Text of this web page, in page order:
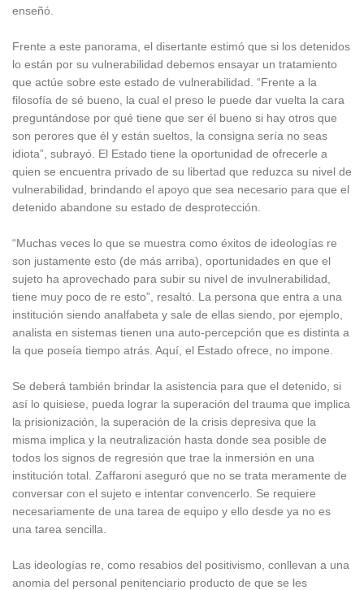
enseñó.
Frente a este panorama, el disertante estimó que si los detenidos
lo están por su vulnerabilidad debemos ensayar un tratamiento
que actúe sobre este estado de vulnerabilidad. “Frente a la
filosofía de sé bueno, la cual el preso le puede dar vuelta la cara
preguntándose por qué tiene que ser él bueno si hay otros que
son perores que él y están sueltos, la consigna sería no seas
idiota”, subrayó. El Estado tiene la oportunidad de ofrecerle a
quien se encuentra privado de su libertad que reduzca su nivel de
vulnerabilidad, brindando el apoyo que sea necesario para que el
detenido abandone su estado de desprotección.
“Muchas veces lo que se muestra como éxitos de ideologías re
son justamente esto (de más arriba), oportunidades en que el
sujeto ha aprovechado para subir su nivel de invulnerabilidad,
tiene muy poco de re esto”, resaltó. La persona que entra a una
institución siendo analfabeta y sale de ellas siendo, por ejemplo,
analista en sistemas tienen una auto-percepción que es distinta a
la que poseía tiempo atrás. Aquí, el Estado ofrece, no impone.
Se deberá también brindar la asistencia para que el detenido, si
así lo quisiese, pueda lograr la superación del trauma que implica
la prisionización, la superación de la crisis depresiva que la
misma implica y la neutralización hasta donde sea posible de
todos los signos de regresión que trae la inmersión en una
institución total. Zaffaroni aseguró que no se trata meramente de
conversar con el sujeto e intentar convencerlo. Se requiere
necesariamente de una tarea de equipo y ello desde ya no es
una tarea sencilla.
Las ideologías re, como resabios del positivismo, conllevan a una
anomia del personal penitenciario producto de que se les